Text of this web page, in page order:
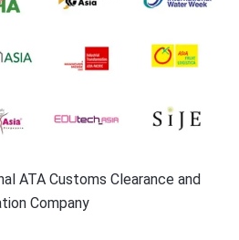
ATA Customs Clearance and
Company